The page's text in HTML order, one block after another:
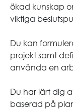
ökad kunskap
viktiga
Du kan
projekt samt
använda en
Du har lärt dig
baserad på